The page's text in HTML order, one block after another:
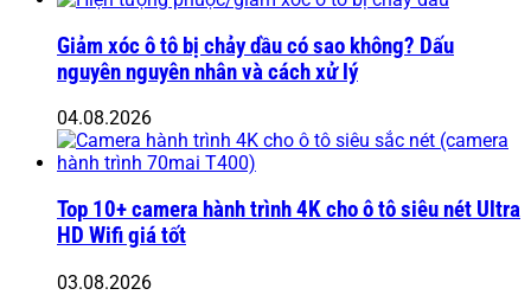
Giảm xóc ô tô bị chảy dầu có sao không? Dấu
nguyên nguyên nhân và cách xử lý
04.08.2026
Top 10+ camera hành trình 4K cho ô tô siêu nét Ultra
HD Wifi giá tốt
03.08.2026